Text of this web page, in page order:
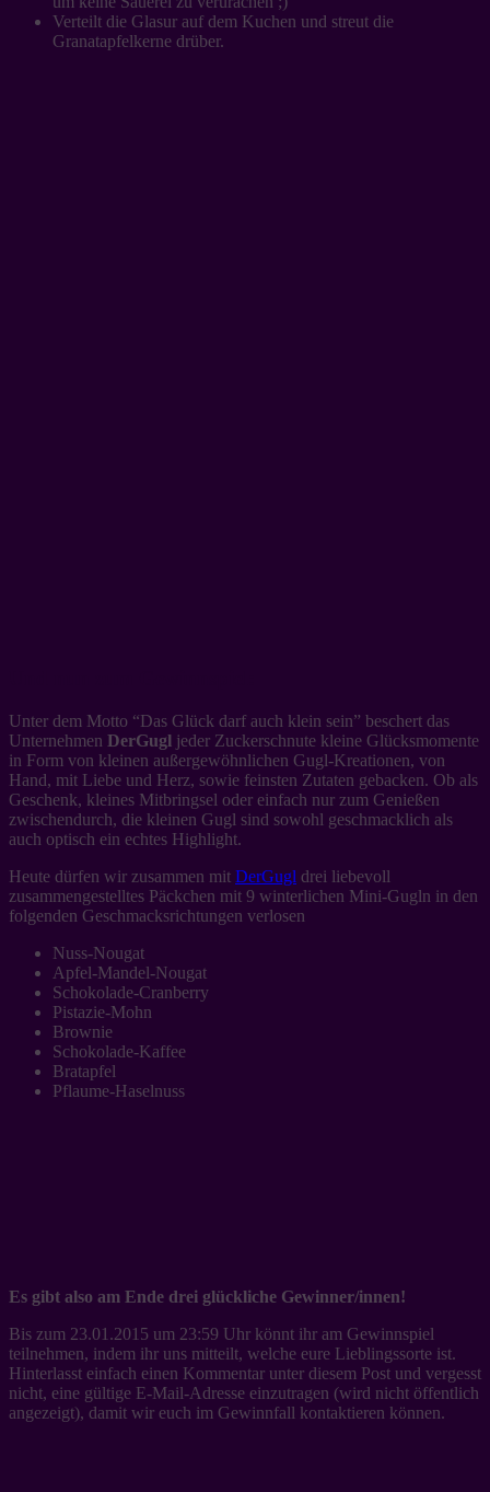
Verteilt die Glasur auf dem Kuchen und streut die
Granatapfelkerne drüber.
Unter dem Motto “Das Glück darf auch klein sein” beschert das
Unternehmen DerGugl jeder Zuckerschnute kleine Glücksmomente
in Form von kleinen außergewöhnlichen Gugl-Kreationen, von
Hand, mit Liebe und Herz, sowie feinsten Zutaten gebacken. Ob als
Geschenk, kleines Mitbringsel oder einfach nur zum Genießen
zwischendurch, die kleinen Gugl sind sowohl geschmacklich als
auch optisch ein echtes Highlight.
Heute dürfen wir zusammen mit DerGugl drei liebevoll
zusammengestelltes Päckchen mit 9 winterlichen Mini-Gugln in den
folgenden Geschmacksrichtungen verlosen
Nuss-Nougat
Apfel-Mandel-Nougat
Schokolade-Cranberry
Pistazie-Mohn
Brownie
Schokolade-Kaffee
Bratapfel
Pflaume-Haselnuss
Es gibt also am Ende drei glückliche Gewinner/innen!
Bis zum 23.01.2015 um 23:59 Uhr könnt ihr am Gewinnspiel
teilnehmen, indem ihr uns mitteilt, welche eure Lieblingssorte ist.
Hinterlasst einfach einen Kommentar unter diesem Post und vergesst
nicht, eine gültige E-Mail-Adresse einzutragen (wird nicht öffentlich
angezeigt), damit wir euch im Gewinnfall kontaktieren können.